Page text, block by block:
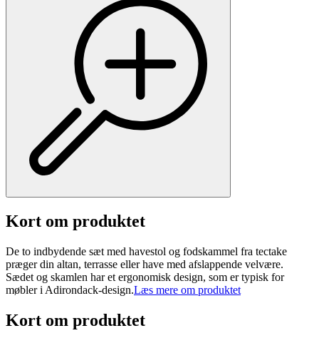
Kort om produktet
De to indbydende sæt med havestol og fodskammel fra tectake
præger din altan, terrasse eller have med afslappende velvære.
Sædet og skamlen har et ergonomisk design, som er typisk for
møbler i Adirondack-design.Læs mere om produktet
Kort om produktet